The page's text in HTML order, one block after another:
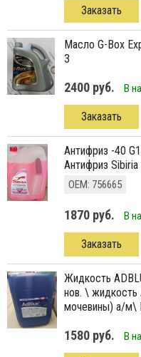
Заказать
масло G-Box Expert ATF DX III (4Л) нов. \ Декстрон
3
2400 руб. В
Заказать
антифриз -40 G12+ LUX красный 10кг нов. \
Антифриз
ОЕМ: 756665
1870 руб. В
Заказать
жидкость ADBLUE 20KG (водный раствор мочевины)
нов. \ жидкость
мочевины) а/м\
1580 руб. В